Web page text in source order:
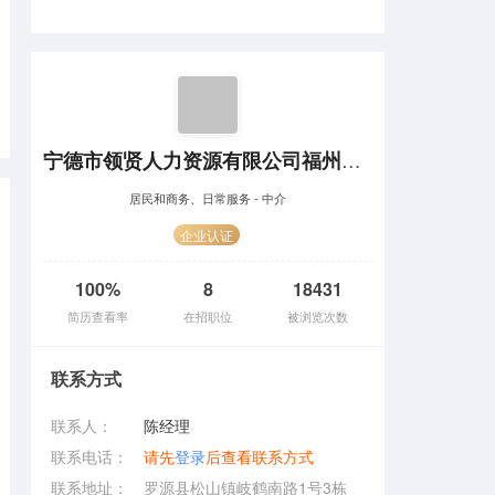
宁德市领贤人力资源有限公司福州分公司
居民和商务、日常服务 - 中介
企业认证
100%
简历查看率
8
在招职位
18431
被浏览次数
联系方式
联系人：
陈经理
联系电话：
请先登录后查看联系方式
联系地址：
罗源县松山镇岐鹤南路1号3栋